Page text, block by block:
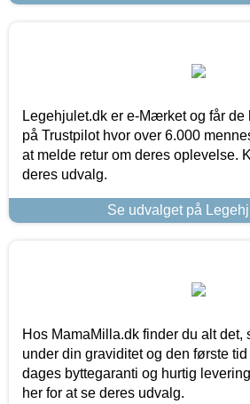
Legehjulet.dk er e-Mærket og får de
på Trustpilot hvor over 6.000
at melde retur om deres oplevelse.
deres udvalg.
Se udvalget på
Hos MamaMilla.dk finder du alt det,
under din graviditet og den første
dages byttegaranti og hurtig
her for at se deres udvalg.